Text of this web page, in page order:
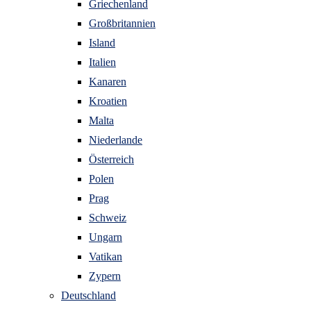
Griechenland
Großbritannien
Island
Italien
Kanaren
Kroatien
Malta
Niederlande
Österreich
Polen
Prag
Schweiz
Ungarn
Vatikan
Zypern
Deutschland